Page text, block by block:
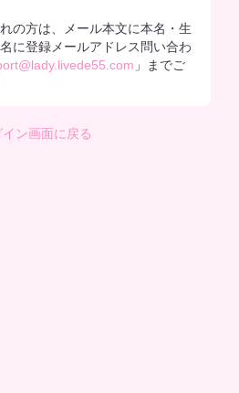
の方は、メール本文に本名・生
に登録メールアドレス問い合わ
」までご
イン画面に戻る